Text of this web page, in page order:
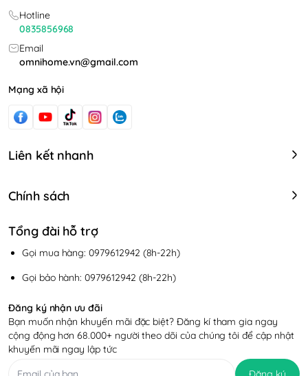
Hotline
0835856968
Email
omnihome.vn@gmail.com
Mạng xã hội
Liên kết nhanh
Chính sách
Tổng đài hỗ trợ
Gọi mua hàng: 0979612942 (8h-22h)
Gọi bảo hành: 0979612942 (8h-22h)
Đăng ký nhận ưu đãi
Bạn muốn nhận khuyến mãi đặc biệt? Đăng kí tham gia ngay
cộng động hơn 68.000+ người theo dõi của chúng tôi để cập nhật
khuyến mãi ngay lập tức